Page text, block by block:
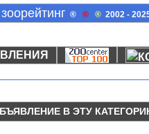
® ® ® 2002 -
В ЭТУ